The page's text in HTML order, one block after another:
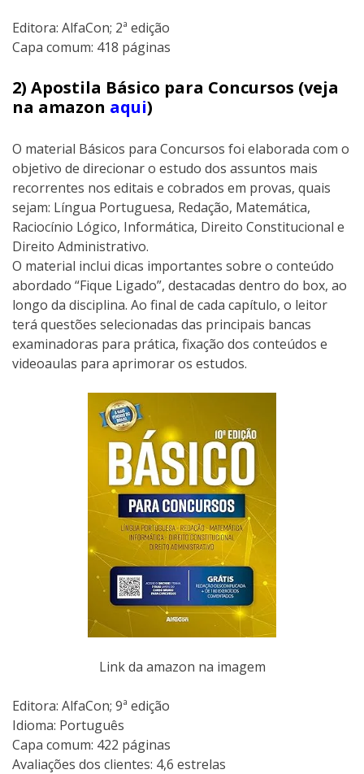
Editora:‎ AlfaCon; 2ª edição
Capa comum:‎ 418 páginas
2) Apostila Básico para Concursos (veja
na amazon aqui)
O material Básicos para Concursos foi elaborada com o
objetivo de direcionar o estudo dos assuntos mais
recorrentes nos editais e cobrados em provas, quais
sejam: Língua Portuguesa, Redação, Matemática,
Raciocínio Lógico, Informática, Direito Constitucional e
Direito Administrativo.
O material inclui dicas importantes sobre o conteúdo
abordado “Fique Ligado”, destacadas dentro do box, ao
longo da disciplina. Ao final de cada capítulo, o leitor
terá questões selecionadas das principais bancas
examinadoras para prática, fixação dos conteúdos e
videoaulas para aprimorar os estudos.
Link da amazon na imagem
Editora: AlfaCon; 9ª edição
Idioma: Português
Capa comum: 422 páginas
Avaliações dos clientes: 4,6 estrelas